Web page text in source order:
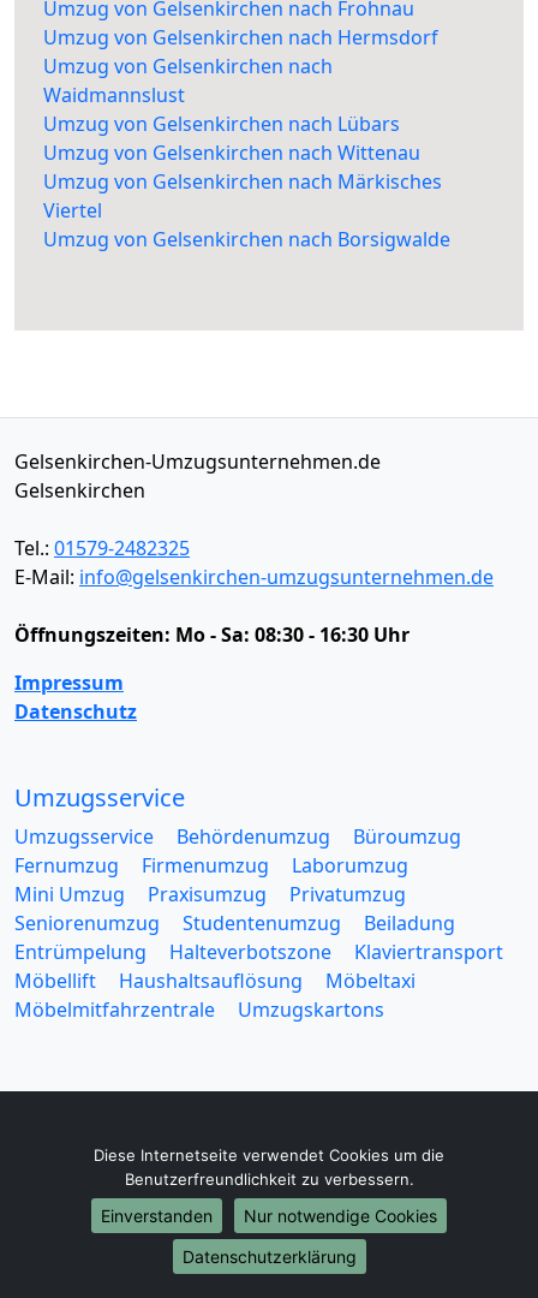
Umzug von Gelsenkirchen nach Frohnau
Umzug von Gelsenkirchen nach Hermsdorf
Umzug von Gelsenkirchen nach
Waidmannslust
Umzug von Gelsenkirchen nach Lübars
Umzug von Gelsenkirchen nach Wittenau
Umzug von Gelsenkirchen nach Märkisches
Viertel
Umzug von Gelsenkirchen nach Borsigwalde
Gelsenkirchen-Umzugsunternehmen.de
Gelsenkirchen
Tel.: 01579-2482325
E-Mail: info@gelsenkirchen-umzugsunternehmen.de
Öffnungszeiten: Mo - Sa: 08:30 - 16:30 Uhr
Impressum
Datenschutz
Umzugsservice
Umzugsservice Behördenumzug
Büroumzug
Fernumzug
Firmenumzug
Laborumzug
Mini Umzug
Praxisumzug
Privatumzug
Seniorenumzug
Studentenumzug
Beiladung
Entrümpelung
Halteverbotszone
Klaviertransport
Möbellift
Haushaltsauflösung
Möbeltaxi
Möbelmitfahrzentrale
Umzugskartons
Europa-Umzüge
Umzug von Gelsenkirchen nach Belarus
Umzug von Gelsenkirchen nach Belgien
Umzug von Gelsenkirchen nach Bulgarien
Diese Internetseite verwendet Cookies um die
Benutzerfreundlichkeit zu verbessern.
Einverstanden
Nur notwendige Cookies
Datenschutzerklärung